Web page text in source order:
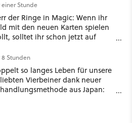
einer Stunde
der Ringe in Magic: Wenn ihr
mit den neuen Karten spielen
solltet ihr schon jetzt auf
8 Stunden
so langes Leben für unsere
Vierbeiner dank neuer
aus Japan: